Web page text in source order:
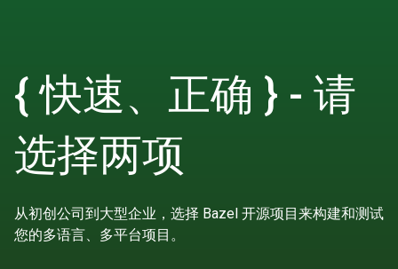
{ 快速、正确 } - 请
选择两项
从初创公司到大型企业，选择 Bazel 开源项目来构建和测试
您的多语言、多平台项目。